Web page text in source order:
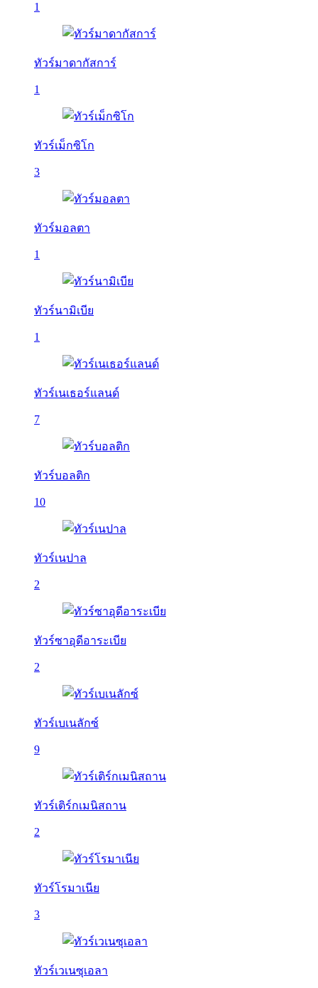
1
ทัวร์มาดากัสการ์
1
ทัวร์เม็กซิโก
3
ทัวร์มอลตา
1
ทัวร์นามิเบีย
1
ทัวร์เนเธอร์แลนด์
7
ทัวร์บอลติก
10
ทัวร์เนปาล
2
ทัวร์ซาอุดีอาระเบีย
2
ทัวร์เบเนลักซ์
9
ทัวร์เติร์กเมนิสถาน
2
ทัวร์โรมาเนีย
3
ทัวร์เวเนซุเอลา